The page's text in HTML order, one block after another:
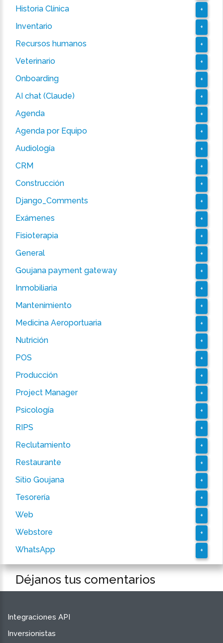
Historia Clínica +
Inventario +
Recursos humanos +
Veterinario +
Onboarding +
AI chat (Claude) +
Agenda +
Agenda por Equipo +
Audiología +
CRM +
Construcción +
Django_Comments +
Exámenes +
Fisioterapia +
General +
Goujana payment gateway +
Inmobiliaria +
Mantenimiento +
Medicina Aeroportuaria +
Nutrición +
POS +
Producción +
Project Manager +
Psicología +
RIPS +
Reclutamiento +
Restaurante +
Sitio Goujana +
Tesorería +
Web +
Webstore +
WhatsApp +
Déjanos tus comentarios
Integraciones API
Inversionistas